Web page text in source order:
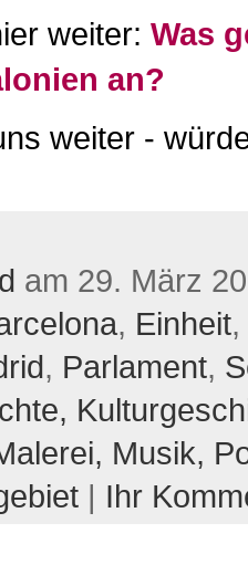
weiter: Was
an?
weiter -
am 29. März
, Einheit,
, Parlament,
Musik,
| Ihr